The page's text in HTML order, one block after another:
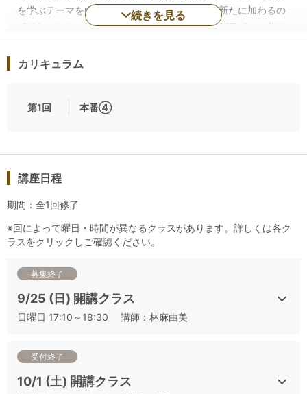
を学ぶテーマを白ワイン、赤ワイン、近年中に新たに加わるの
ではないかと、まことしやかに囁かれているロゼワインに分け
て設定しています。
また、直近の二次試験の配点をみると、香りのコメントに対す
りをしっかりとる」ことに主眼を置いたテーマも設定していま
ニック」を、次に「香りを捉える」講座、その後に頻出品種比
較や品種別産地比較、ローカル品種といった品種・産地推定に
受講されることを強くおすすめします。
満席になり次第お申込みを締め切りますので、早めにお申込み
くださいませ。
スティルワイン白2種、スティルワイン赤2種、スティルワイン
以外のお酒2種を、制限時間（50分）内で回答を作成する、ま
さに本番形式のテイスティングです。回答作成後は、講師によ
るポイントの解説となります。本番を想定したトレーニングに
（①、②、③、⑤、⑥）と異なります。
▼日程から講座をお探しの方はこちらをご確認ください
続きを見る
カリキュラム
第1回 本番④
講座日程
期間：全1回修了
※回によって曜日・時間が異なるクラスがあります。詳しくは各ク
ラスをクリックしご確認ください。
募集終了
9/25 (日) 開講クラス
日曜日 17:10～18:30 講師：林麻由美
受付終了
10/1 (土) 開講クラス